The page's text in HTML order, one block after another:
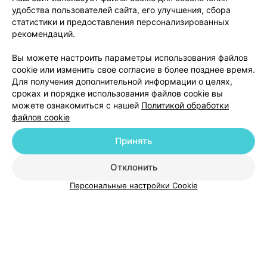
Добавить специалиста
О проекте Новости проекта
Размещение рекламы
Медицинский маркетинг
Публичный договор
Пользовательское соглашение
Способы оплаты
удобства пользователей сайта, его улучшения, сбора
статистики и предоставления персонализированных
рекомендаций.
Вы можете настроить параметры использования файлов
cookie или изменить свое согласие в более позднее время.
Для получения дополнительной информации о целях,
сроках и порядке использования файлов cookie вы
можете ознакомиться с нашей Политикой обработки
файлов cookie
Отклонить
Принять
Персональные настройки Cookie